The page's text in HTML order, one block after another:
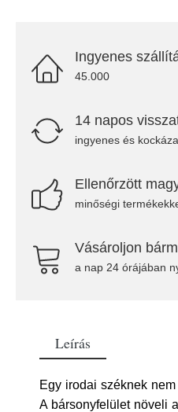
Ingyenes
45.000
14 napos
ingyenes és
Ellenőrzött
minőségi
Vásároljon
a nap 24 órájában
Leírás
Egy irodai széknek
A bársonyfelület növeli